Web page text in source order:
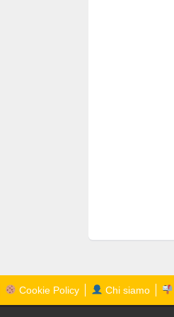
Cookie Policy Chi siamo